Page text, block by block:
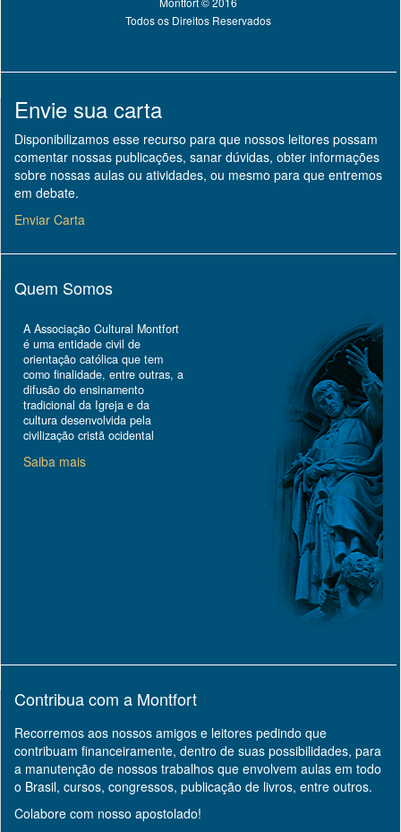
Todos os Direitos Reservados
Envie sua carta
Disponibilizamos esse recurso para que nossos leitores possam
comentar nossas publicações, sanar dúvidas, obter informações
sobre nossas aulas ou atividades, ou mesmo para que entremos
em debate.
Enviar Carta
Quem Somos
A Associação Cultural Montfort
é uma entidade civil de
orientação católica que tem
como finalidade, entre outras, a
difusão do ensinamento
tradicional da Igreja e da
cultura desenvolvida pela
civilização cristã ocidental
Saiba mais
Contribua com a Montfort
Recorremos aos nossos amigos e leitores pedindo que
contribuam financeiramente, dentro de suas possibilidades, para
a manutenção de nossos trabalhos que envolvem aulas em todo
o Brasil, cursos, congressos, publicação de livros, entre outros.
Colabore com nosso apostolado!